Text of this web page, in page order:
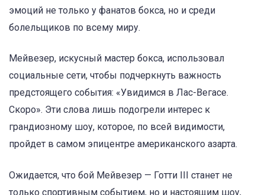
эмоций не только у фанатов бокса, но и среди
болельщиков по всему миру.
Мейвезер, искусный мастер бокса, использовал
социальные сети, чтобы подчеркнуть важность
предстоящего события: «Увидимся в Лас-Вегасе.
Скоро». Эти слова лишь подогрели интерес к
грандиозному шоу, которое, по всей видимости,
пройдет в самом эпицентре американского азарта.
Ожидается, что бой Мейвезер — Готти III станет не
только спортивным событием, но и настоящим шоу,